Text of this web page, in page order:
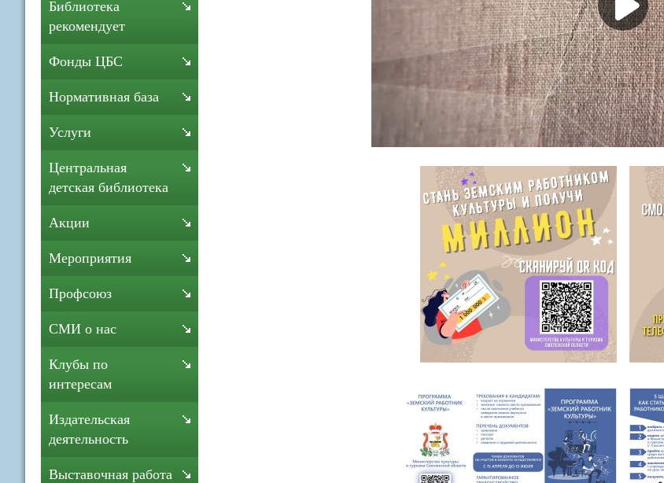
Библиотека
рекомендует
Фонды ЦБС
Нормативная база
Услуги
Центральная
детская библиотека
Акции
Мероприятия
Профсоюз
СМИ о нас
Клубы по
интересам
Издательская
деятельность
Выставочная работа